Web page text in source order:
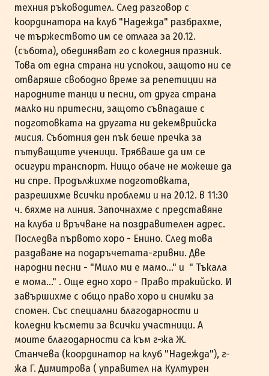
техния ръководител. След разговор с
координатора на клуб "Надежда" разбрахме,
че тържеството им се отлага за 20.12.
(събота), обединяват го с коледния празник.
Това от една страна ни успокои, защото ни се
отваряше свободно време за репетиции на
народните танци и песни, от друга страна
малко ни притесни, защото съвпадаше с
подготовката на другата ни декемврийска
мисия. Съботния ден пък беше пречка за
пътуващите ученици. Трябваше да им се
осигури транспорт. Нищо обаче не можеше да
ни спре. Продължихме подготовката,
разрешихме всички проблеми и на 20.12. в 11:30
ч. бяхме на линия. Започнахме с представяне
на клуба и връчване на поздравителен адрес.
Последва първото хоро - Енино. След това
раздаване на подаръчетата-гривни. Две
народни песни - "Мило ми е мамо..." и " Тъкала
е мома..." . Още едно хоро - Право тракийско. И
завършихме с общо право хоро и снимки за
спомен. Със специални благодарности и
коледни късмети за всички участници. А
моите благодарности са към г-жа Ж.
Станчева (координатор на клуб "Надежда"), г-
жа Г. Димитрова ( управител на Културен